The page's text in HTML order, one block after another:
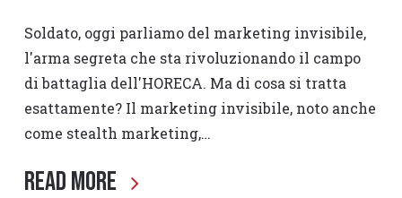
Soldato, oggi parliamo del marketing invisibile,
l'arma segreta che sta rivoluzionando il campo
di battaglia dell'HORECA. Ma di cosa si tratta
esattamente? Il marketing invisibile, noto anche
come stealth marketing,…
Read More